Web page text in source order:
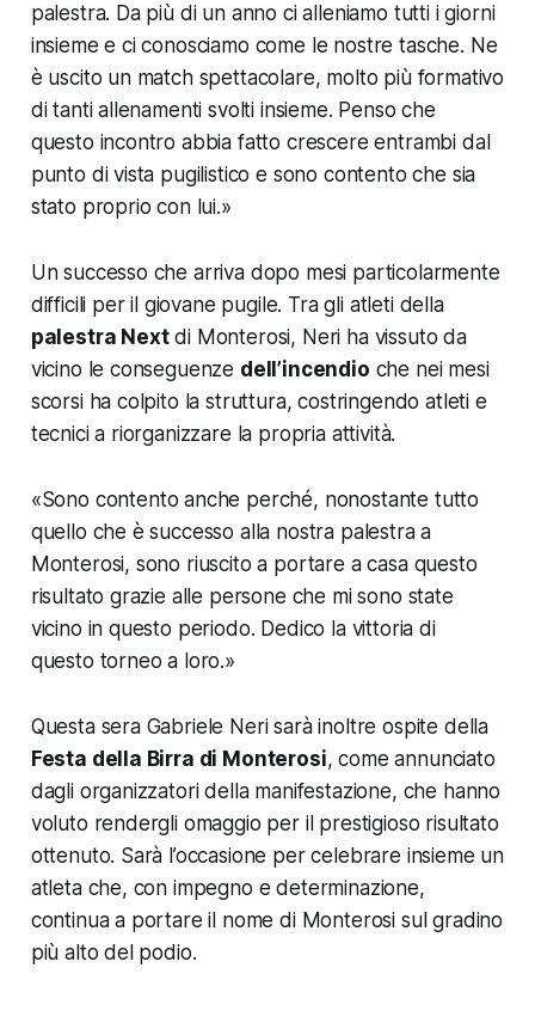
palestra. Da più di un anno ci alleniamo tutti i giorni
insieme e ci conosciamo come le nostre tasche. Ne
è uscito un match spettacolare, molto più formativo
di tanti allenamenti svolti insieme. Penso che
questo incontro abbia fatto crescere entrambi dal
punto di vista pugilistico e sono contento che sia
stato proprio con lui.»
Un successo che arriva dopo mesi particolarmente
difficili per il giovane pugile. Tra gli atleti della
palestra Nextdi Monterosi, Neri ha vissuto da
vicino le conseguenze dell’incendio che nei mesi
scorsi ha colpito la struttura, costringendo atleti e
tecnici a riorganizzare la propria attività.
«Sono contento anche perché, nonostante tutto
quello che è successo alla nostra palestra a
Monterosi, sono riuscito a portare a casa questo
risultato grazie alle persone che mi sono state
vicino in questo periodo. Dedico la vittoria di
questo torneo a loro.»
Questa sera Gabriele Neri sarà inoltre ospite della
Festa della Birra di Monterosi, come annunciato
dagli organizzatori della manifestazione, che hanno
voluto rendergli omaggio per il prestigioso risultato
ottenuto. Sarà l’occasione per celebrare insieme un
atleta che, con impegno e determinazione,
continua a portare il nome di Monterosi sul gradino
più alto del podio.